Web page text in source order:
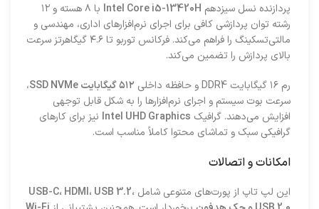
پردازنده نسل سیزدهم Intel Core i5-13420H
با ۸ هسته و ۱۲
رشته توان پردازشی کافی برای اجرای نرم‌افزارهای اداری، مهندسی و
مالتی‌تسکینگ را فراهم می‌کند. فرکانس توربو تا ۴.۶ گیگاهرتز سرعت
بالای پردازش را تضمین می‌کند.
رم ۱۶ گیگابایت DDR4 و حافظه داخلی
۵۱۲ گیگابایت SSD NVMe
،
سرعت بوت سیستم و اجرای نرم‌افزارها را به شکل قابل توجهی
افزایش می‌دهند. گرافیک Intel UHD Graphics نیز برای کارهای
گرافیکی سبک و تماشای محتوا کاملاً مناسب است.
امکانات و اتصالات
این لپ تاپ از پورت‌های متنوعی شامل USB-C، HDMI، USB 3.2،